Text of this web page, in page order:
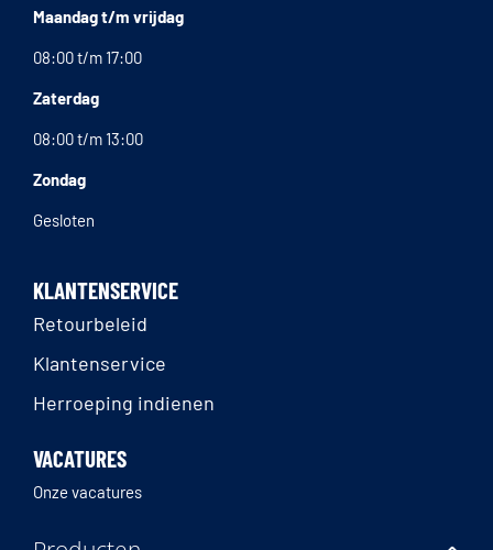
Maandag t/m vrijdag
08:00 t/m 17:00
Zaterdag
08:00 t/m 13:00
Zondag
Gesloten
KLANTENSERVICE
Retourbeleid
Klantenservice
Herroeping indienen
VACATURES
Onze vacatures